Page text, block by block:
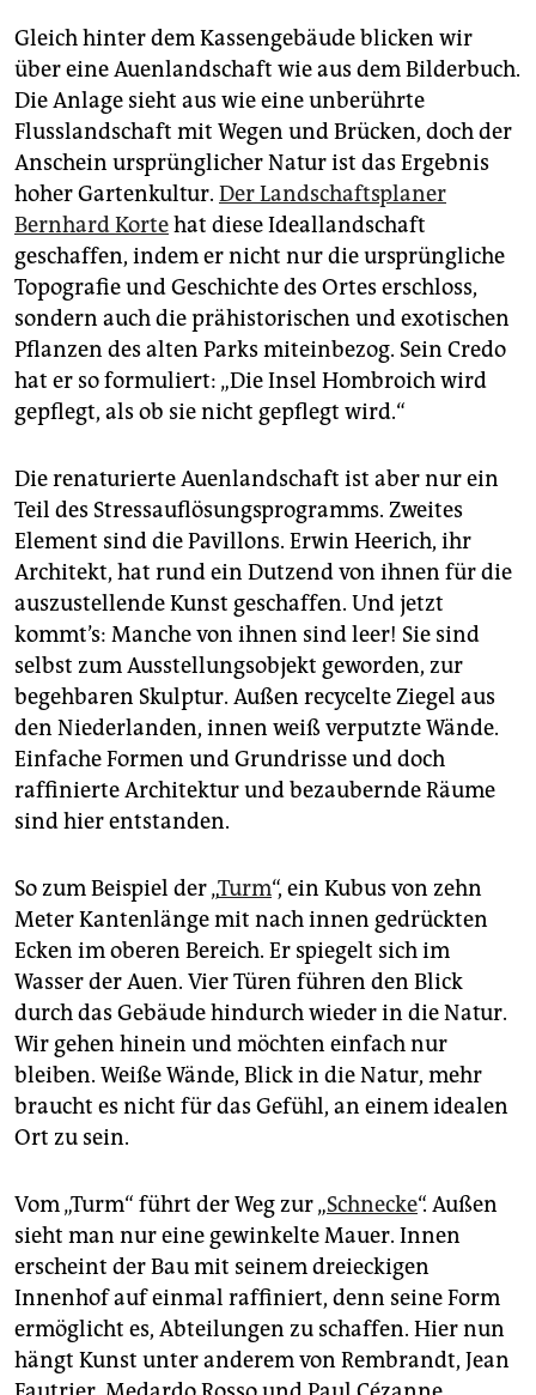
Gleich hinter dem Kassengebäude blicken wir
über eine Auenlandschaft wie aus dem Bilderbuch.
Die Anlage sieht aus wie eine unberührte
Flusslandschaft mit Wegen und Brücken, doch der
Anschein ursprünglicher Natur ist das Ergebnis
hoher Gartenkultur. Der Landschaftsplaner
Bernhard Kortehat diese Ideallandschaft
geschaffen, indem er nicht nur die ursprüngliche
Topografie und Geschichte des Ortes erschloss,
sondern auch die prähistorischen und exotischen
Pflanzen des alten Parks miteinbezog. Sein Credo
hat er so formuliert: „Die Insel Hom­broich wird
gepflegt, als ob sie nicht gepflegt wird.“
Die renaturierte Auenlandschaft ist aber nur ein
Teil des Stressauflösungsprogramms. Zweites
Element sind die Pavillons. Erwin Heerich, ihr
Architekt, hat rund ein Dutzend von ihnen für die
auszustellende Kunst geschaffen. Und jetzt
kommt’s: Manche von ihnen sind leer! Sie sind
selbst zum Ausstellungsobjekt geworden, zur
begehbaren Skulptur. Außen recycelte Ziegel aus
den Niederlanden, innen weiß verputzte Wände.
Einfache Formen und Grundrisse und doch
raffinierte Architektur und bezaubernde Räume
sind hier entstanden.
So zum Beispiel der „Turm“, ein Kubus von zehn
Meter Kantenlänge mit nach innen gedrückten
Ecken im oberen Bereich. Er spiegelt sich im
Wasser der Auen. Vier Türen führen den Blick
durch das Gebäude hindurch wieder in die Natur.
Wir gehen hinein und möchten einfach nur
bleiben. Weiße Wände, Blick in die Natur, mehr
braucht es nicht für das Gefühl, an einem idealen
Ort zu sein.
Vom „Turm“ führt der Weg zur „Schnecke“. Außen
sieht man nur eine gewinkelte Mauer. Innen
erscheint der Bau mit seinem dreieckigen
Innenhof auf einmal raffiniert, denn seine Form
ermöglicht es, Abteilungen zu schaffen. Hier nun
hängt Kunst unter anderem von Rembrandt, Jean